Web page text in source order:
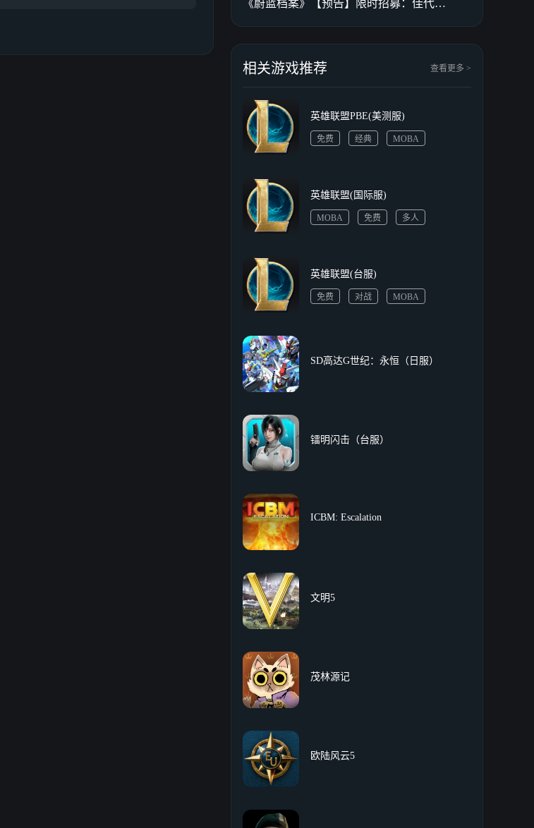
《蔚蓝档案》【预告】限时招募：佳代子（新年）
相关游戏推荐 查看更多 >
英雄联盟PBE(美测服)
免费 经典 MOBA
英雄联盟(国际服)
MOBA 免费 多人
英雄联盟(台服)
免费 对战 MOBA
SD高达G世纪：永恒（日服）
镭明闪击（台服）
ICBM: Escalation
文明5
茂林源记
欧陆风云5